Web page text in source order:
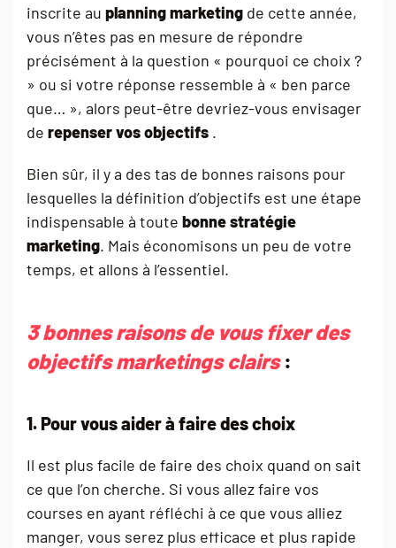
inscrite au planning marketing de cette année,
vous n’êtes pas en mesure de répondre
précisément à la question « pourquoi ce choix ?
» ou si votre réponse ressemble à « ben parce
que… », alors peut-être devriez-vous envisager
de repenser vos objectifs .
Bien sûr, il y a des tas de bonnes raisons pour
lesquelles la définition d’objectifs est une étape
indispensable à toute bonne stratégie
marketing. Mais économisons un peu de votre
temps, et allons à l’essentiel.
3 bonnes raisons de vous fixer des
objectifs marketings clairs:
1. Pour vous aider à faire des choix
Il est plus facile de faire des choix quand on sait
ce que l’on cherche. Si vous allez faire vos
courses en ayant réfléchi à ce que vous alliez
manger, vous serez plus efficace et plus rapide